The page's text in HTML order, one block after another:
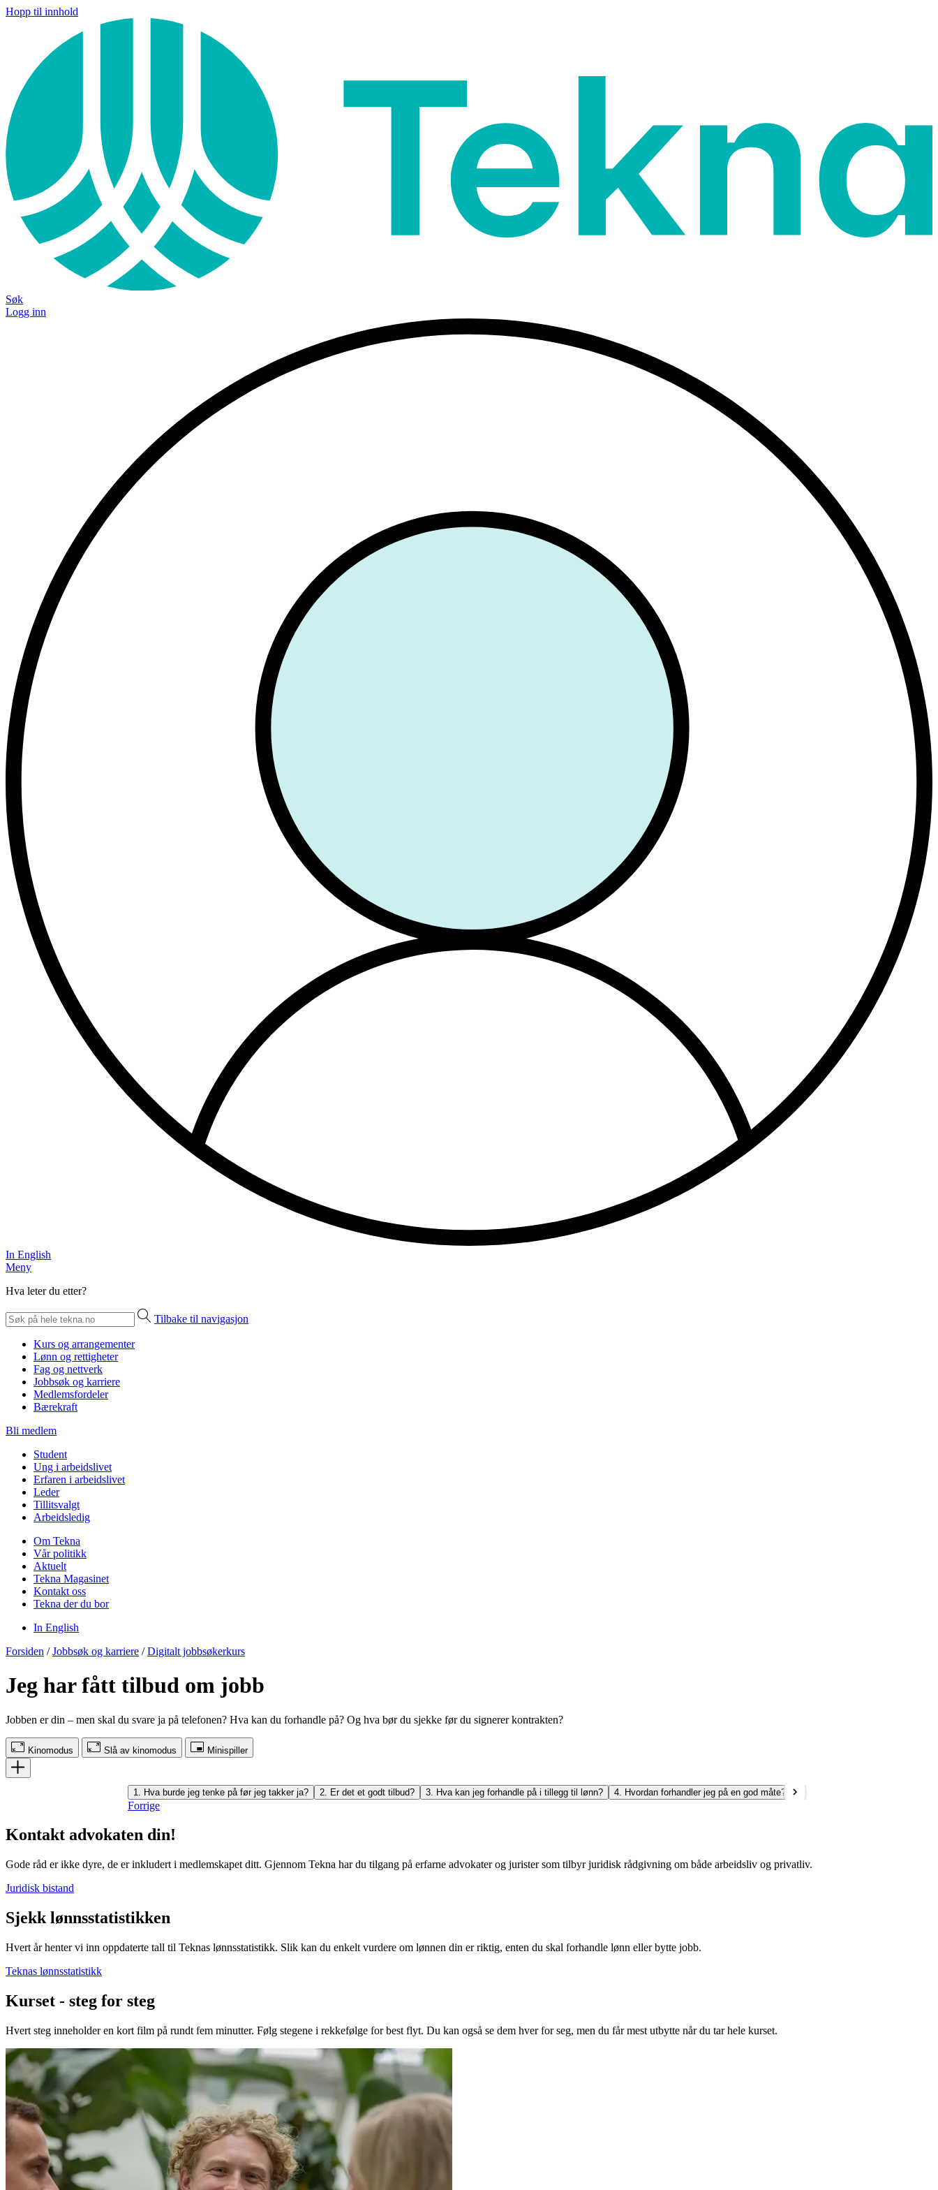
Hopp til innhold
Søk
Logg inn
In English
Meny
Hva leter du etter?
Tilbake til navigasjon
Kurs og arrangementer
Lønn og rettigheter
Fag og nettverk
Jobbsøk og karriere
Medlemsfordeler
Bærekraft
Bli medlem
Student
Ung i arbeidslivet
Erfaren i arbeidslivet
Leder
Tillitsvalgt
Arbeidsledig
Om Tekna
Vår politikk
Aktuelt
Tekna Magasinet
Kontakt oss
Tekna der du bor
In English
Forsiden / Jobbsøk og karriere / Digitalt jobbsøkerkurs
Jeg har fått tilbud om jobb
Jobben er din – men skal du svare ja på telefonen? Hva kan du forhandle på? Og hva bør du sjekke før du signerer kontrakten?
Kinomodus Slå av kinomodus Minispiller
1. Hva burde jeg tenke på før jeg takker ja? 2. Er det et godt tilbud? 3. Hva kan jeg forhandle på i tillegg til lønn? 4. Hvordan forhandler jeg på en god måte?
Forrige
Kontakt advokaten din!
Gode råd er ikke dyre, de er inkludert i medlemskapet ditt. Gjennom Tekna har du tilgang på erfarne advokater og jurister som tilbyr juridisk rådgivning om både arbeidsliv og privatliv.
Juridisk bistand
Sjekk lønnsstatistikken
Hvert år henter vi inn oppdaterte tall til Teknas lønnsstatistikk. Slik kan du enkelt vurdere om lønnen din er riktig, enten du skal forhandle lønn eller bytte jobb.
Teknas lønnsstatistikk
Kurset - steg for steg
Hvert steg inneholder en kort film på rundt fem minutter. Følg stegene i rekkefølge for best flyt. Du kan også se dem hver for seg, men du får mest utbytte når du tar hele kurset.